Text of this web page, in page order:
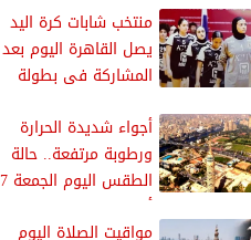
منتخب شابات كرة اليد
يصل القاهرة اليوم بعد
المشاركة فى بطولة
أجواء شديدة الحرارة
ورطوبة مرتفعة.. حالة
الطقس اليوم الجمعة 7
أغسطس 2026
مواقيت الصلاة اليوم